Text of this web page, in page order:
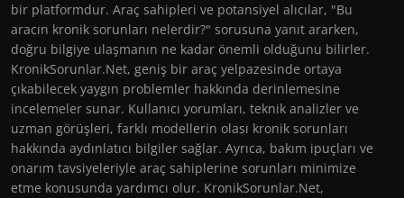
bir platformdur. Araç sahipleri ve potansiyel alıcılar, "Bu
aracın kronik sorunları nelerdir?" sorusuna yanıt ararken,
doğru bilgiye ulaşmanın ne kadar önemli olduğunu bilirler.
KronikSorunlar.Net, geniş bir araç yelpazesinde ortaya
çıkabilecek yaygın problemler hakkında derinlemesine
incelemeler sunar. Kullanıcı yorumları, teknik analizler ve
uzman görüşleri, farklı modellerin olası kronik sorunları
hakkında aydınlatıcı bilgiler sağlar. Ayrıca, bakım ipuçları ve
onarım tavsiyeleriyle araç sahiplerine sorunları minimize
etme konusunda yardımcı olur. KronikSorunlar.Net,